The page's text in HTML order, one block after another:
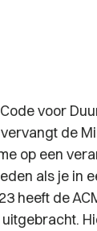
voor
de
op een
als je in
heeft de